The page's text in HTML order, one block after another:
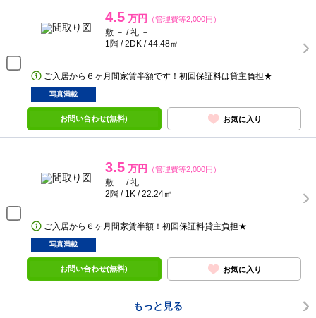
4.5 万円 （管理費等2,000円）
敷 － / 礼 －
1階 / 2DK / 44.48㎡
ご入居から６ヶ月間家賃半額です！初回保証料は貸主負担★
写真満載
お問い合わせ(無料) お気に入り
3.5 万円 （管理費等2,000円）
敷 － / 礼 －
2階 / 1K / 22.24㎡
ご入居から６ヶ月間家賃半額！初回保証料貸主負担★
写真満載
お問い合わせ(無料) お気に入り
もっと見る